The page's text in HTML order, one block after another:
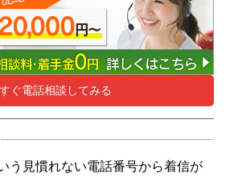
ぐ電話相談してみる
う見慣れない電話番号から着信が